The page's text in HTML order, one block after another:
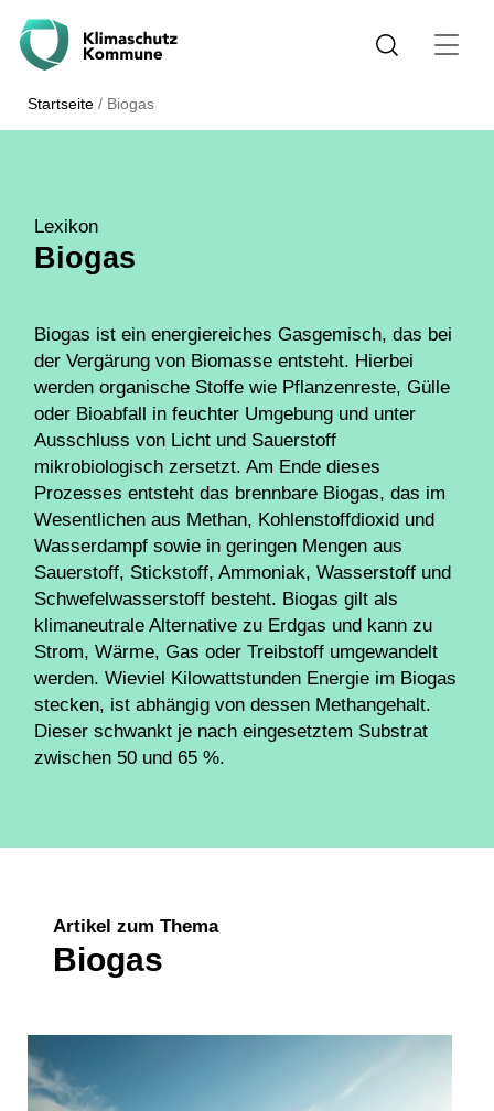
Startseite / Biogas
Lexikon
Biogas
Biogas ist ein energiereiches Gasgemisch, das bei
der Vergärung von Biomasse entsteht. Hierbei
werden organische Stoffe wie Pflanzenreste, Gülle
oder Bioabfall in feuchter Umgebung und unter
Ausschluss von Licht und Sauerstoff
mikrobiologisch zersetzt. Am Ende dieses
Prozesses entsteht das brennbare Biogas, das im
Wesentlichen aus Methan, Kohlenstoffdioxid und
Wasserdampf sowie in geringen Mengen aus
Sauerstoff, Stickstoff, Ammoniak,Wasserstoff und
Schwefelwasserstoff besteht. Biogas gilt als
klimaneutrale Alternative zu Erdgas und kann zu
Strom, Wärme, Gas oder Treibstoff umgewandelt
werden. Wieviel Kilowattstunden Energie im Biogas
stecken, ist abhängig von dessen Methangehalt.
Dieser schwankt je nach eingesetztem Substrat
zwischen 50 und 65 %.
Artikel zum Thema
Biogas